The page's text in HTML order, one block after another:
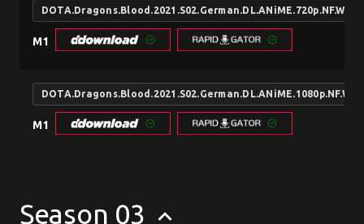
M1
M1
Season 03 keyboard_arrow_up